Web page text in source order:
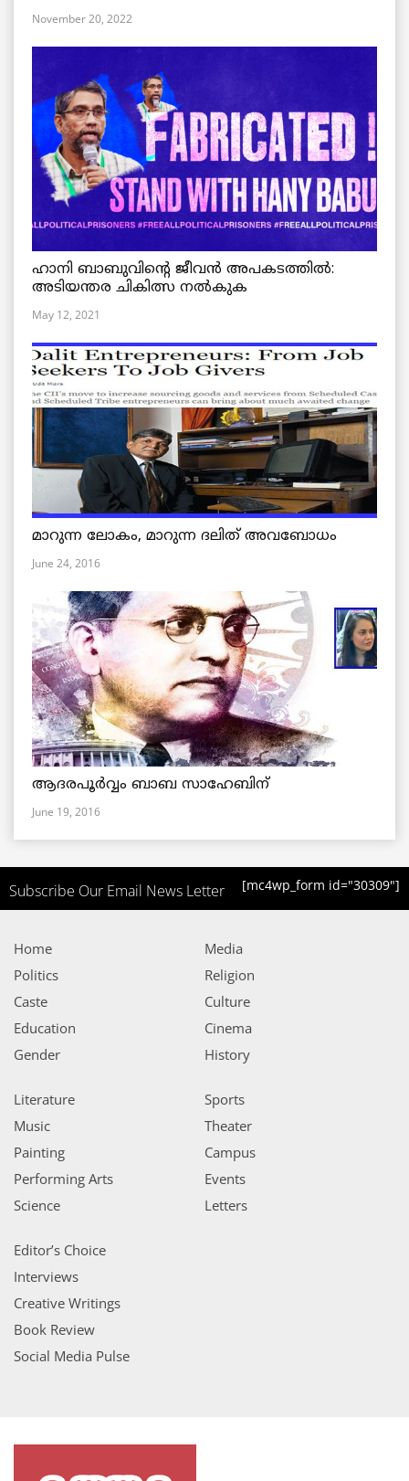
November 20, 2022
ഹാനി ബാബുവിന്റെ ജീവൻ അപകടത്തിൽ:
അടിയന്തര ചികിത്സ നൽകുക
May 12, 2021
മാറുന്ന ലോകം, മാറുന്ന ദലിത് അവബോധം
June 24, 2016
ആദരപൂര്‍വ്വം ബാബ സാഹേബിന്
June 19, 2016
Subscribe Our Email News Letter [mc4wp_form id="30309"]
Home
Politics
Caste
Education
Gender
Media
Religion
Culture
Cinema
History
Literature
Music
Painting
Performing Arts
Science
Sports
Theater
Campus
Events
Letters
Editor’s Choice
Interviews
Creative Writings
Book Review
Social Media Pulse